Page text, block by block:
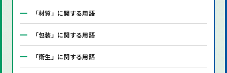
「材質」に関する用語
「包装」に関する用語
「衛生」に関する用語